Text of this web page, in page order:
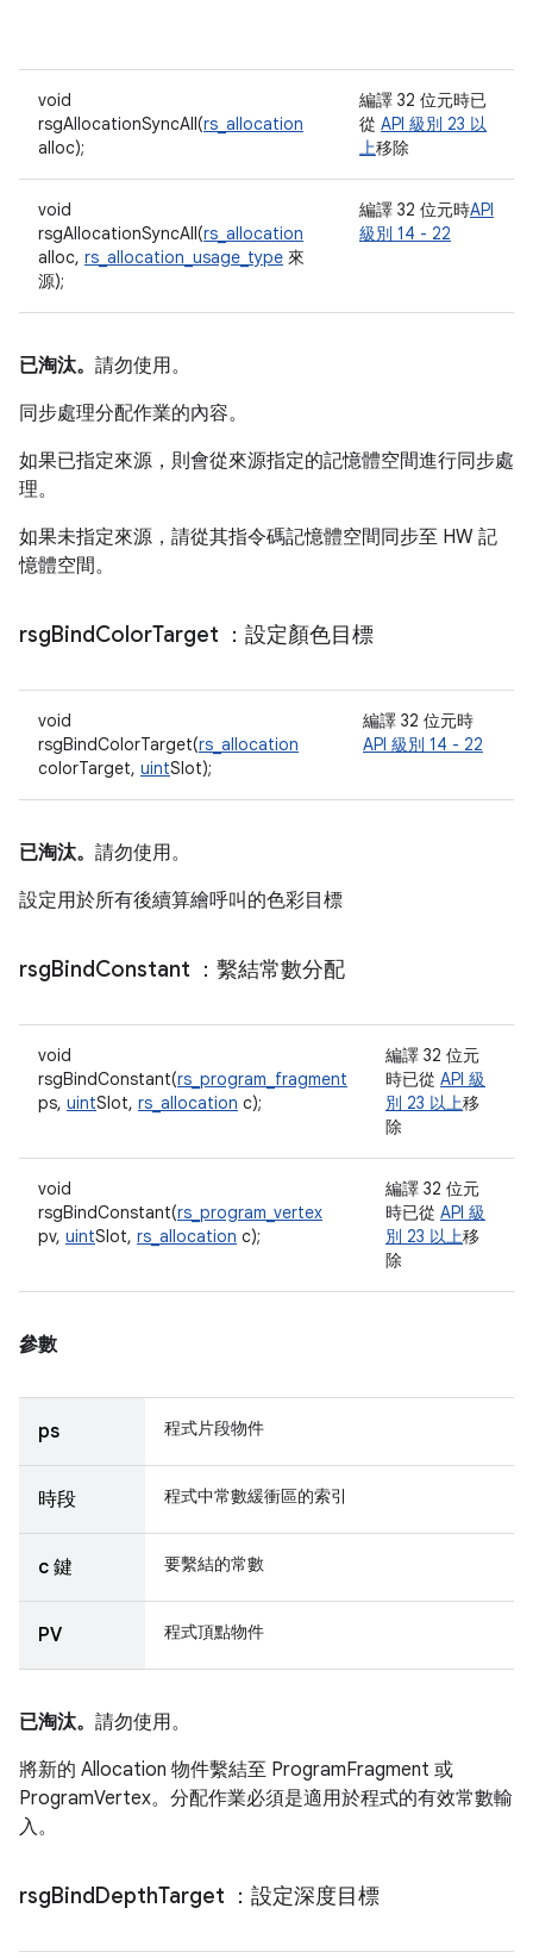
void
rsgAllocationSyncAll(rs_allocation
alloc);
編譯 32 位元時已
從 API 級別 23 以
上移除
void
rsgAllocationSyncAll(rs_allocation
alloc, rs_allocation_usage_type 來
源);
編譯 32 位元時API
級別 14 - 22
已淘汰。 請勿使用。
同步處理分配作業的內容。
如果已指定來源，則會從來源指定的記憶體空間進行同步處
理。
如果未指定來源，請從其指令碼記憶體空間同步至 HW 記
憶體空間。
rsgBindColorTarget ：設定顏色目標
void
rsgBindColorTarget(rs_allocation
colorTarget, uintSlot);
編譯 32 位元時
API 級別 14 - 22
已淘汰。 請勿使用。
設定用於所有後續算繪呼叫的色彩目標
rsgBindConstant ：繫結常數分配
void
rsgBindConstant(rs_program_fragment
ps, uintSlot, rs_allocation c);
編譯 32 位元
時已從 API 級
別 23 以上移
除
void
rsgBindConstant(rs_program_vertex
pv, uintSlot, rs_allocation c);
編譯 32 位元
時已從 API 級
別 23 以上移
除
參數
ps 程式片段物件
時段 程式中常數緩衝區的索引
c 鍵 要繫結的常數
PV 程式頂點物件
已淘汰。 請勿使用。
將新的 Allocation 物件繫結至 ProgramFragment 或
ProgramVertex。分配作業必須是適用於程式的有效常數輸
入。
rsgBind DepthTarget ：設定深度目標